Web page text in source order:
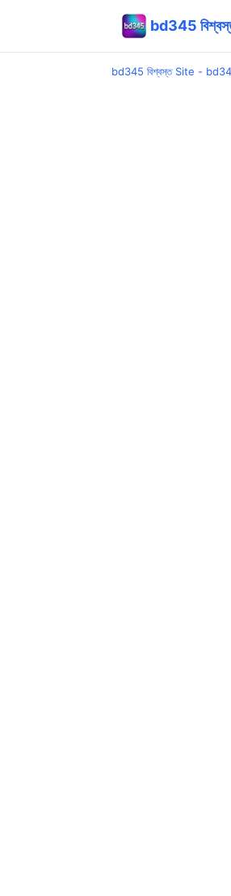
bd345
bd345 বিশ্বস্ত Site -